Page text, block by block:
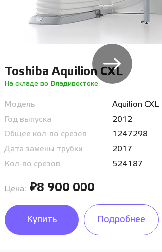
Toshiba Aquilion CXL
На складе во Владивостоке
Модель
Aquilion CXL
Год выпуска
2012
Общее кол-во срезов
1247298
Дата замены трубки
2017
Кол-во срезов
524187
Цена: ₽8 900 000
Купить Подробнее